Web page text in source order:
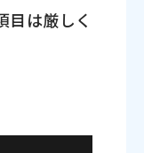
目は厳しく